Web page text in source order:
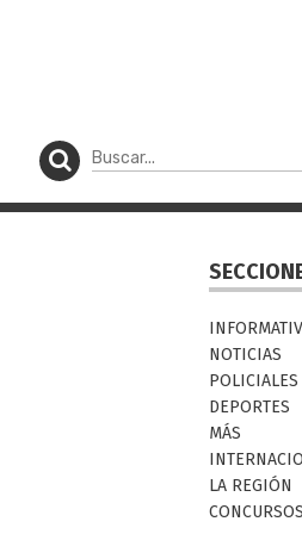
NOTICIAS
POLICIALES
DEPORTES
MÁS
LA REGIÓN
CONCURSOS